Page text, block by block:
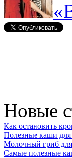
Новые
Как остановить
Полезные каши для
Молочный гриб для
Самые полезные